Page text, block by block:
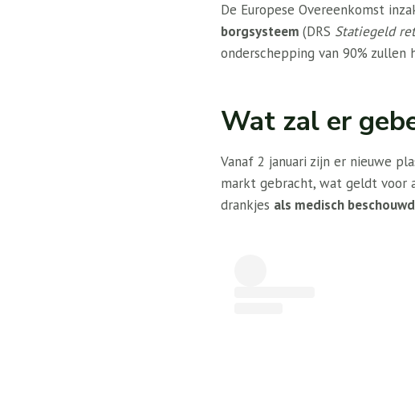
De Europese Overeenkomst
borgsysteem (DRS Statiegeld
onderschepping van 90%
Wat zal er
Vanaf 2 januari zijn er nieuwe
markt gebracht, wat geldt voor
drankjes als medisch